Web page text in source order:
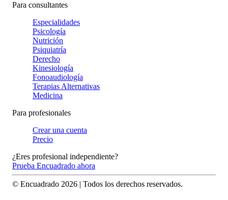
Para consultantes
Especialidades
Psicología
Nutrición
Psiquiatría
Derecho
Kinesiología
Fonoaudiología
Terapias Alternativas
Medicina
Para profesionales
Crear una cuenta
Precio
¿Eres profesional independiente?
Prueba Encuadrado ahora
© Encuadrado 2026 | Todos los derechos reservados.